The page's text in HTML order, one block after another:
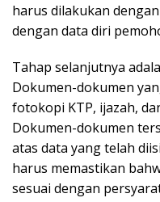
harus dilakukan
dengan data diri
Tahap selanjutnya
Dokumen-dokumen
fotokopi KTP, ijazah,
Dokumen-dokumen
atas data yang telah
harus memastikan
sesuai dengan